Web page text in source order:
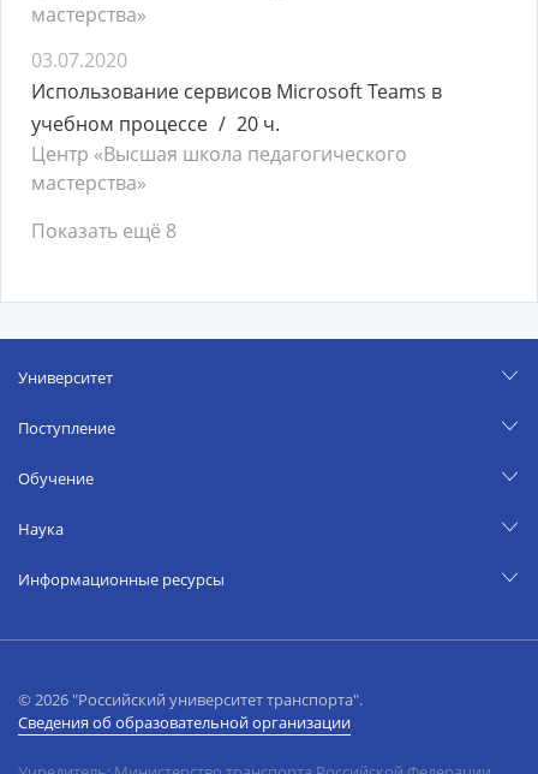
мастерства»
03.07.2020
Использование сервисов Microsoft Teams в
учебном процессе
20 ч.
Центр «Высшая школа педагогического
мастерства»
Показать ещё 8
Университет
Поступление
Обучение
Наука
Информационные ресурсы
© 2026 "Российский университет транспорта".
Сведения об образовательной организации